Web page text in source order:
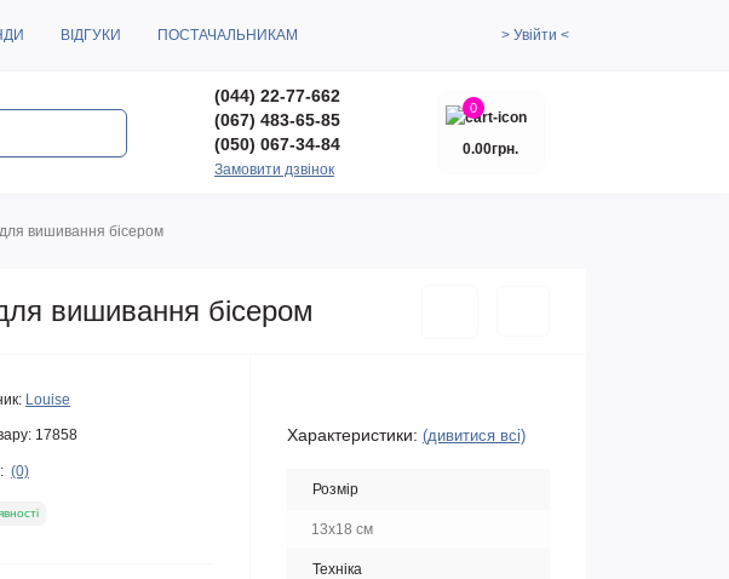
ВІДГУКИ ПОСТАЧАЛЬНИКАМ > Увійти <
(044) 22-77-662
(067) 483-65-85
(050) 067-34-84
Замовити дзвінок
0
0.00грн.
вишивання бісером
вишивання бісером
Louise
17858
(0)
Характеристики: (дивитися всі)
Розмір
13x18 см
Техніка